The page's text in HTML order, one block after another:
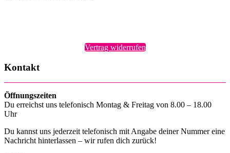
Vertrag widerrufen
Kontakt
Öffnungszeiten
Du erreichst uns telefonisch Montag & Freitag von 8.00 – 18.00
Uhr
Du kannst uns jederzeit telefonisch mit Angabe deiner Nummer eine
Nachricht hinterlassen – wir rufen dich zurück!